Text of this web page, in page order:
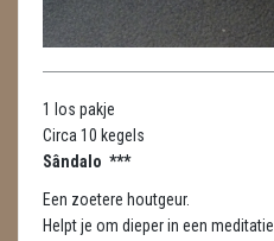
KAARSEN
MASSAGE
METEORIETEN
READING EN PERSOONLIJK
1 los pakje
Circa 10 kegels
Sândalo ***
Een zoetere houtgeur.
Helpt je om dieper in een